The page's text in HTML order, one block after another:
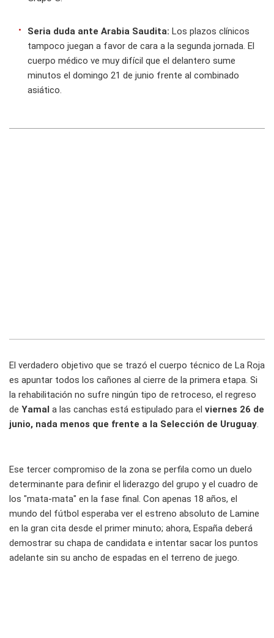
Seria duda ante Arabia Saudita: Los plazos clínicos
tampoco juegan a favor de cara a la segunda jornada. El
cuerpo médico ve muy difícil que el delantero sume
minutos el domingo 21 de junio frente al combinado
asiático.
El verdadero objetivo que se trazó el cuerpo técnico de La Roja
es apuntar todos los cañones al cierre de la primera etapa. Si
la rehabilitación no sufre ningún tipo de retroceso, el regreso
de Yamal a las canchas está estipulado para el viernes 26 de
junio, nada menos que frente a la Selección de Uruguay.
Ese tercer compromiso de la zona se perfila como un duelo
determinante para definir el liderazgo del grupo y el cuadro de
los "mata-mata" en la fase final. Con apenas 18 años, el
mundo del fútbol esperaba ver el estreno absoluto de Lamine
en la gran cita desde el primer minuto; ahora, España deberá
demostrar su chapa de candidata e intentar sacar los puntos
adelante sin su ancho de espadas en el terreno de juego.